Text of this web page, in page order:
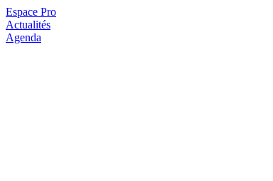
Espace Pro
Actualités
Agenda